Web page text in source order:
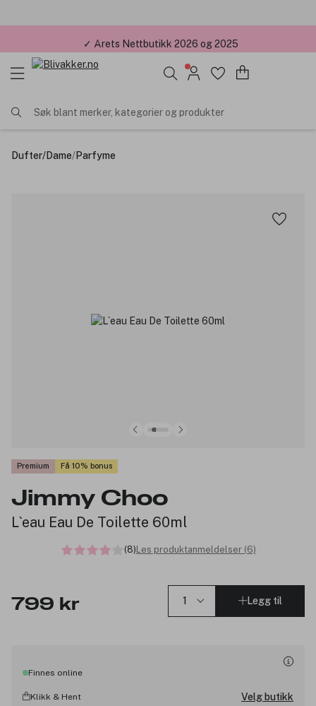
✓ Årets Nettbutikk 2026 og 2025
Søk blant merker, kategorier og produkter
Dufter/Dame/Parfyme
Premium Få 10% bonus
Jimmy Choo
L`eau Eau De Toilette 60ml
(8)Les produktanmeldelser (6)
799 kr Legg til
Finnes online
Klikk & Hent Velg butikk